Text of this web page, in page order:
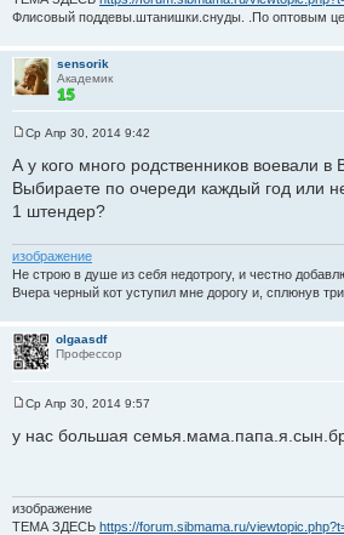
Флисовый поддевы.штанишки.снуды. .По оптовым
sensorik
Академик
о
б
е
и
е
Ср Апр 30, 2014 9:42
А у кого много родственников воевали
Выбираете по очереди каждый год или
1 штендер?
изображение
Не строю в душе из себя недотрогу, и честно
Вчера черный кот уступил мне дорогу и, сплюнув
olgaasdf
Профессор
о
н
и
е
Ср Апр 30, 2014 9:57
у нас большая
изображение
ТЕМА ЗДЕСЬ https://forum.sibmama.ru/